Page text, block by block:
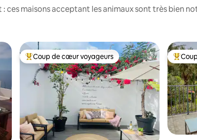
: ces maisons acceptant les animaux sont très bien
Coups de cœur voyageurs les plus appréciés
Coup de cœur voyageurs Coups